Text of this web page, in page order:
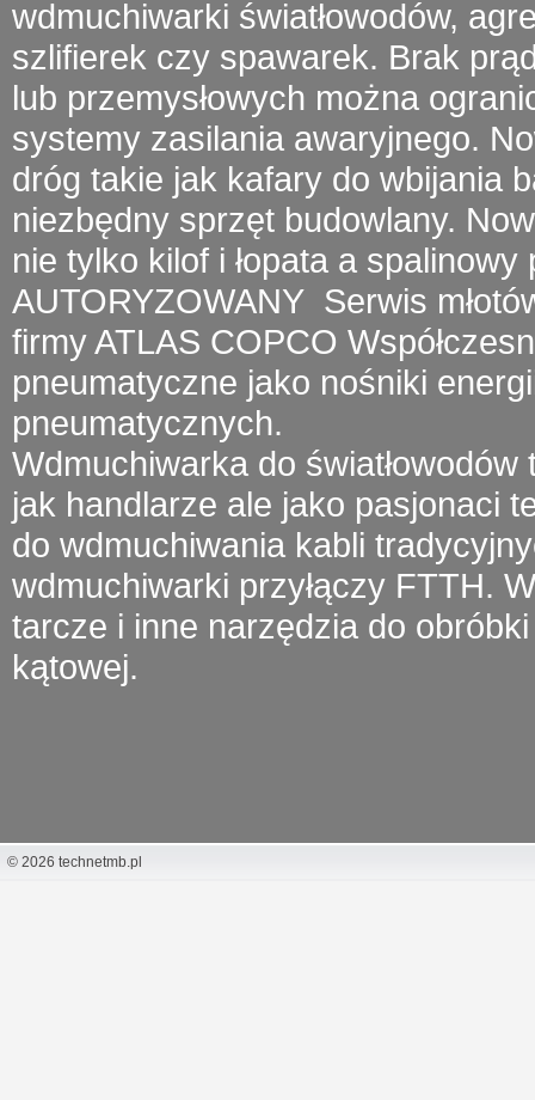
wdmuchiwarki światłowodów,
szlifierek czy spawarek. Brak
lub przemysłowych można
systemy zasilania awaryjnego.
dróg takie jak kafary do wbijania
niezbędny sprzęt budowlany.
nie tylko kilof i łopata a spalinowy
AUTORYZOWANY Serwis
firmyATLAS COPCO
pneumatyczne jako nośniki
pneumatycznych.
Wdmuchiwarka do światłowodów
jak handlarze ale jako pasjonaci
do wdmuchiwania kabli
wdmuchiwarki przyłączy FTTH.
tarcze i inne narzędzia do
kątowej.
© 2026 technetmb.pl